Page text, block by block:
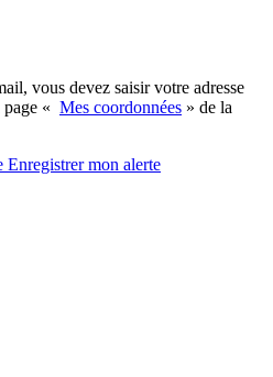
vous devez saisir votre adresse
« Mes coordonnées » de la
Enregistrermon alerte